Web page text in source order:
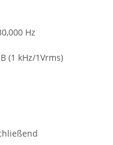
Hz
(1 kHz/1Vrms)